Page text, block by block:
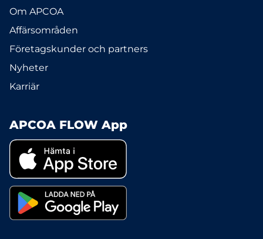
Om APCOA
Affärsområden
Företagskunder och partners
Nyheter
Karriär
APCOA FLOW App